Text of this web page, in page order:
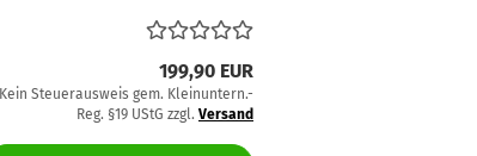
199,90 EUR
Kein Steuerausweis gem. Kleinuntern.-
Reg. §19 UStG zzgl. Versand